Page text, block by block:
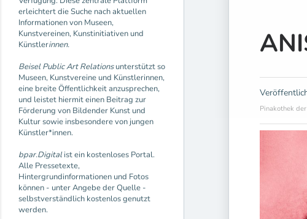
erleichtert die Suche nach aktuellen
Informationen von Museen,
Kunstvereinen, Kunstinitiativen und
Künstlerinnen.
Beisel Public Art Relationsunterstützt so
Museen, Kunstvereine und Künstlerinnen,
eine breite Öffentlichkeit anzusprechen,
und leistet hiermit einen Beitrag zur
Förderung von Bildender Kunst und
Kultur sowie insbesondere von jungen
Künstler*innen.
bpar.Digitalist ein kostenloses Portal.
Alle Pressetexte,
Hintergrundinformationen und Fotos
können - unter Angebe der Quelle -
selbstverständlich kostenlos genutzt
werden.
Pinakothek